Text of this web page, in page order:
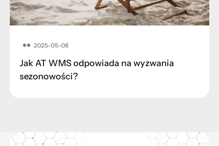
2025-05-08
Jak AT WMS odpowiada na wyzwania
sezonowości?